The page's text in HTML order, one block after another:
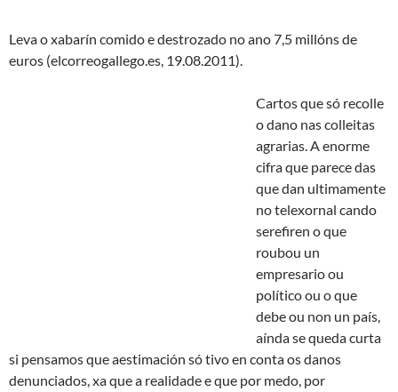
Leva o xabarín comido e destrozado no ano 7,5 millóns de
euros (elcorreogallego.es, 19.08.2011).
Cartos que só recolle
o dano nas colleitas
agrarias. A enorme
cifra que parece das
que dan ultimamente
no telexornal cando
serefiren o que
roubou un
empresario ou
político ou o que
debe ou non un país,
aínda se queda curta
si pensamos que aestimación só tivo en conta os danos
denunciados, xa que a realidade e que por medo, por